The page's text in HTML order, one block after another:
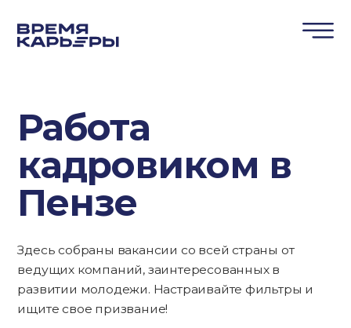
Работа
кадровиком в
Пензе
Здесь собраны вакансии со всей страны от
ведущих компаний, заинтересованных в
развитии молодежи. Настраивайте фильтры и
ищите свое призвание!